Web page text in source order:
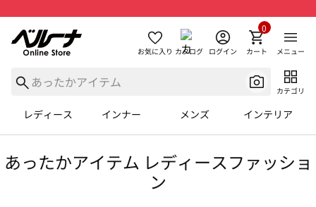
お気に入り カタログ ログイン カート
0
メニュー
カテゴリ
レディース インナー メンズ インテリア
あったかアイテム レディースファッショ
ン